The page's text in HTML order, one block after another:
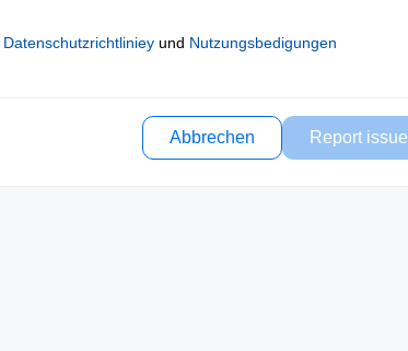
Datenschutzrichtliniey und Nutzungsbedigungen
Abbrechen Report issue